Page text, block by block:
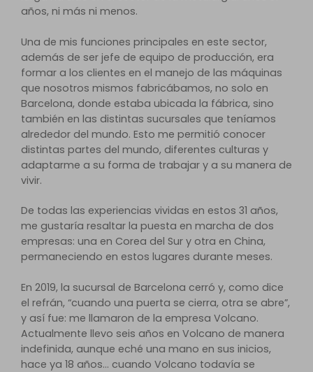
años, ni más ni menos.
Una de mis funciones principales en este sector,
además de ser jefe de equipo de producción, era
formar a los clientes en el manejo de las máquinas
que nosotros mismos fabricábamos, no solo en
Barcelona, donde estaba ubicada la fábrica, sino
también en las distintas sucursales que teníamos
alrededor del mundo. Esto me permitió conocer
distintas partes del mundo, diferentes culturas y
adaptarme a su forma de trabajar y a su manera de
vivir.
De todas las experiencias vividas en estos 31 años,
me gustaría resaltar la puesta en marcha de dos
empresas: una en Corea del Sur y otra en China,
permaneciendo en estos lugares durante meses.
En 2019, la sucursal de Barcelona cerró y, como dice
el refrán, “cuando una puerta se cierra, otra se abre”,
y así fue: me llamaron de la empresa Volcano.
Actualmente llevo seis años en Volcano de manera
indefinida, aunque eché una mano en sus inicios,
hace ya 18 años… cuando Volcano todavía se